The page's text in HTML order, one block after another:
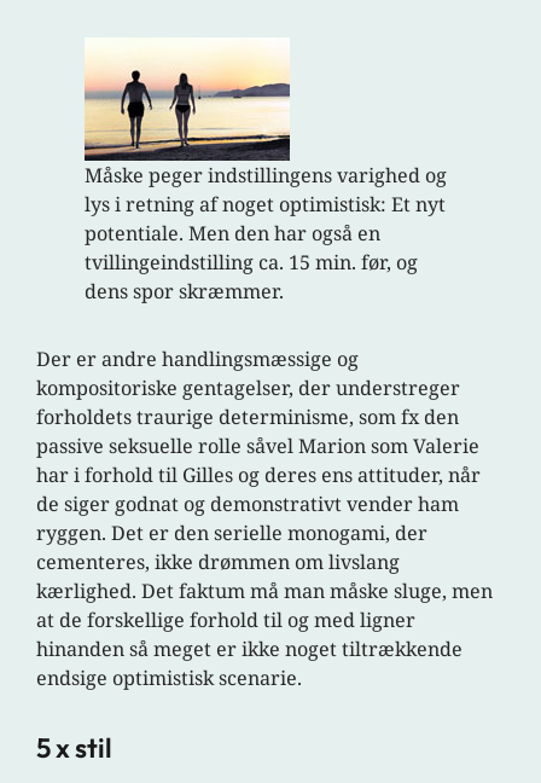
Måske peger indstillingens varighed og
lys i retning af noget optimistisk: Et nyt
potentiale. Men den har også en
tvillingeindstilling ca. 15 min. før, og
dens spor skræmmer.
Der er andre handlingsmæssige og
kompositoriske gentagelser, der understreger
forholdets traurige determinisme, som fx den
passive seksuelle rolle såvel Marion som Valerie
har i forhold til Gilles og deres ens attituder, når
de siger godnat og demonstrativt vender ham
ryggen. Det er den serielle monogami, der
cementeres, ikke drømmen om livslang
kærlighed. Det faktum må man måske sluge, men
at de forskellige forhold til og med ligner
hinanden så meget er ikke noget tiltrækkende
endsige optimistisk scenarie.
5 x stil